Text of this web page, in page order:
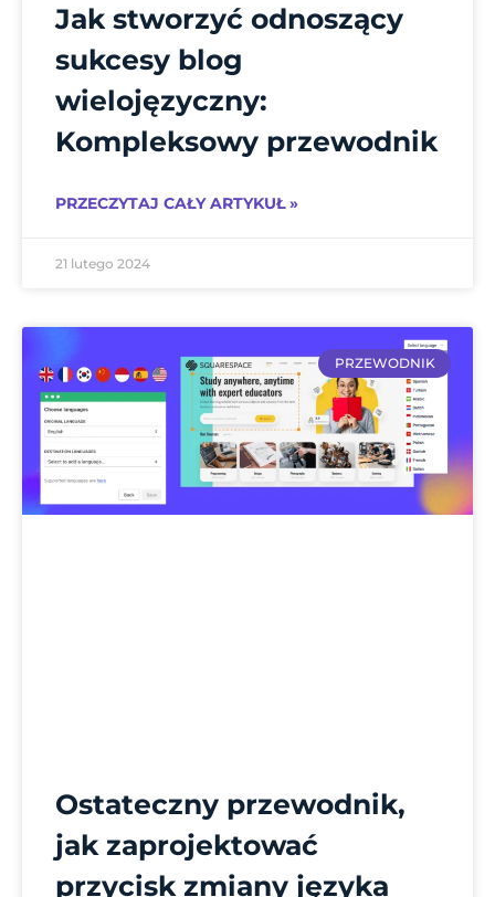
Jak stworzyć odnoszący
sukcesy blog
wielojęzyczny:
Kompleksowy przewodnik
PRZECZYTAJ CAŁY ARTYKUŁ »
21 lutego 2024
PRZEWODNIK
Ostateczny przewodnik,
jak zaprojektować
przycisk zmiany języka